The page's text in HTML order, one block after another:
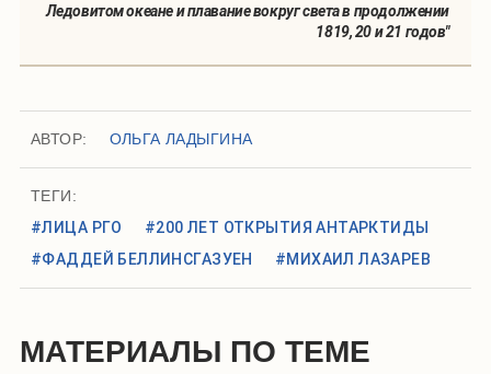
Ледовитом океане и плавание вокруг света в продолжении
1819, 20 и 21 годов"
АВТОР: ОЛЬГА ЛАДЫГИНА
ТЕГИ:
#ЛИЦА РГО
#200 ЛЕТ ОТКРЫТИЯ АНТАРКТИДЫ
#ФАДДЕЙ БЕЛЛИНСГАЗУЕН
#МИХАИЛ ЛАЗАРЕВ
МАТЕРИАЛЫ ПО ТЕМЕ